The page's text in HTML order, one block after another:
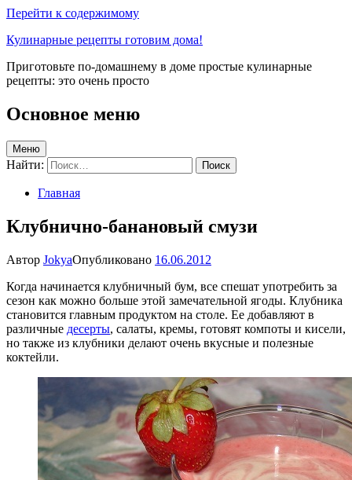
Перейти к содержимому
Кулинарные рецепты готовим дома!
Приготовьте по-домашнему в доме простые кулинарные
рецепты: это очень просто
Основное меню
Меню
Найти:
Главная
Клубнично-банановый смузи
Автор JokyaОпубликовано 16.06.2012
Когда начинается клубничный бум, все спешат употребить за
сезон как можно больше этой замечательной ягоды. Клубника
становится главным продуктом на столе. Ее добавляют в
различные десерты, салаты, кремы, готовят компоты и кисели,
но также из клубники делают очень вкусные и полезные
коктейли.